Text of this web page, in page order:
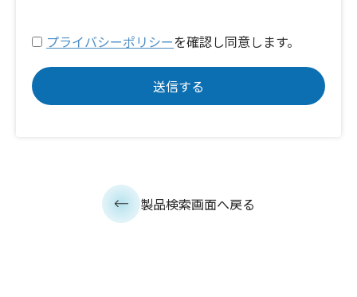
プライバシーポリシーを確認し同意します。
製品検索画面へ戻る